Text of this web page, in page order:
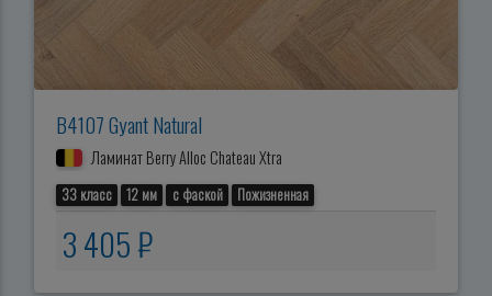
B4107 Gyant Natural
Ламинат Berry Alloc Chateau Xtra
33 класс 12 мм с фаской Пожизненная
3 405 ₽